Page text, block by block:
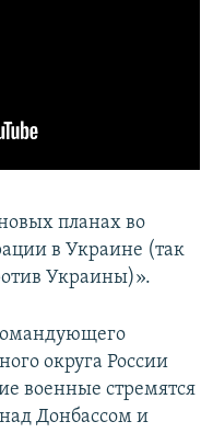
планах во
в Украине (так
Украины)».
округа России
военные стремятся
Донбассом и